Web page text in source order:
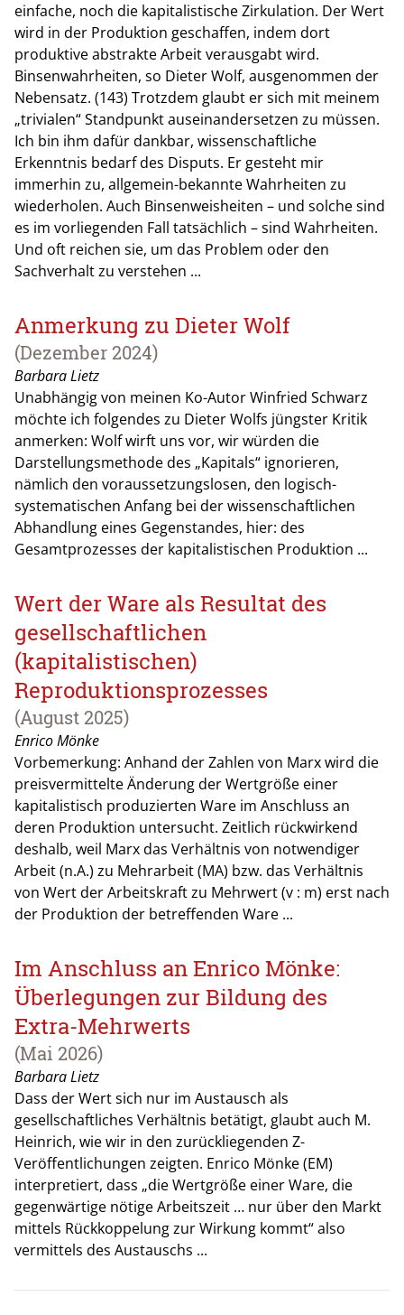
einfache, noch die kapitalistische Zirkulation. Der Wert
wird in der Produktion geschaffen, indem dort
produktive abstrakte Arbeit verausgabt wird.
Binsenwahrheiten, so Dieter Wolf, ausgenommen der
Nebensatz. (143) Trotzdem glaubt er sich mit meinem
„trivialen“ Standpunkt auseinandersetzen zu müssen.
Ich bin ihm dafür dankbar, wissenschaftliche
Erkenntnis bedarf des Disputs. Er gesteht mir
immerhin zu, allgemein-bekannte Wahrheiten zu
wiederholen. Auch Binsenweisheiten – und solche sind
es im vorliegenden Fall tatsächlich – sind Wahrheiten.
Und oft reichen sie, um das Problem oder den
Sachverhalt zu verstehen ...
Anmerkung zu Dieter Wolf
(Dezember 2024)
Barbara Lietz
Unabhängig von meinen Ko-Autor Winfried Schwarz
möchte ich folgendes zu Dieter Wolfs jüngster Kritik
anmerken: Wolf wirft uns vor, wir würden die
Darstellungsmethode des „Kapitals“ ignorieren,
nämlich den voraussetzungslosen, den logisch-
systematischen Anfang bei der wissenschaftlichen
Abhandlung eines Gegenstandes, hier: des
Gesamtprozesses der kapitalistischen Produktion ...
Wert der Ware als Resultat des
gesellschaftlichen
(kapitalistischen)
Reproduktionsprozesses
(August 2025)
Enrico Mönke
Vorbemerkung: Anhand der Zahlen von Marx wird die
preisvermittelte Änderung der Wertgröße einer
kapitalistisch produzierten Ware im Anschluss an
deren Produktion untersucht. Zeitlich rückwirkend
deshalb, weil Marx das Verhältnis von notwendiger
Arbeit (n.A.) zu Mehrarbeit (MA) bzw. das Verhältnis
von Wert der Arbeitskraft zu Mehrwert (v : m) erst nach
der Produktion der betreffenden Ware ...
Im Anschluss an Enrico Mönke:
Überlegungen zur Bildung des
Extra-Mehrwerts
(Mai 2026)
Barbara Lietz
Dass der Wert sich nur im Austausch als
gesellschaftliches Verhältnis betätigt, glaubt auch M.
Heinrich, wie wir in den zurückliegenden Z-
Veröffentlichungen zeigten. Enrico Mönke (EM)
interpretiert, dass „die Wertgröße einer Ware, die
gegenwärtige nötige Arbeitszeit … nur über den Markt
mittels Rückkoppelung zur Wirkung kommt“ also
vermittels des Austauschs ...